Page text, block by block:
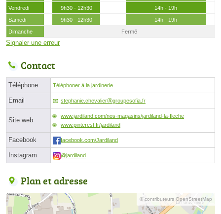
Vendredi
9h30 - 12h30
14h - 19h
Samedi
9h30 - 12h30
14h - 19h
Dimanche
Fermé
Signaler une erreur
Contact
Téléphone Téléphoner à la jardinerie
Email stephanie.chevalierⓐgroupesofia.fr
Site web
www.jardiland.com/nos-magasins/jardiland-la-fleche
www.pinterest.fr/jardiland
Facebook facebook.com/Jardiland
Instagram @jardiland
Plan et adresse
© contributeurs OpenStreetMap